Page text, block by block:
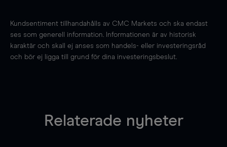
Kundsentiment tillhandahålls av CMC Markets och ska endast
ses som generell information. Informationen är av historisk
karaktär och skall ej anses som handels- eller investeringsråd
och bör ej ligga till grund för dina investeringsbeslut.
Relaterade nyheter